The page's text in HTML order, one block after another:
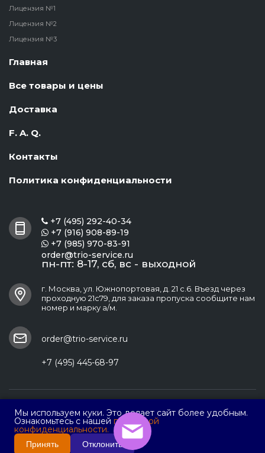
Лицензия №1
Лицензия №2
Лицензия №3
Главная
Все товары и цены
Доставка
F. A. Q.
Контакты
Политика конфиденциальности
 +7 (495) 292-40-34
 +7 (916) 908-89-19
 +7 (985) 970-83-91
order@trio-service.ru
пн-пт: 8-17, сб, вс - выходной
г. Москва, ул. Южнопортовая, д. 21 с.6. Въезд через
проходную 21с79, для заказа пропуска сообщите нам
номер и марку а/м.
order@trio-service.ru
+7 (495) 445-68-97
ООО ПФ "Трио Сервис"
Мы используем куки. Это делает сайт более удобным.
Ознакомьтесь с нашей политикой
конфиденциальности.
Принять Отклонить